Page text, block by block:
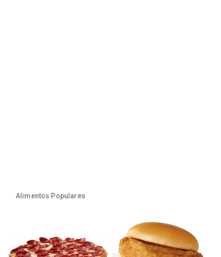
Alimentos Populares